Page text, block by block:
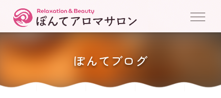
ぽんてブログ